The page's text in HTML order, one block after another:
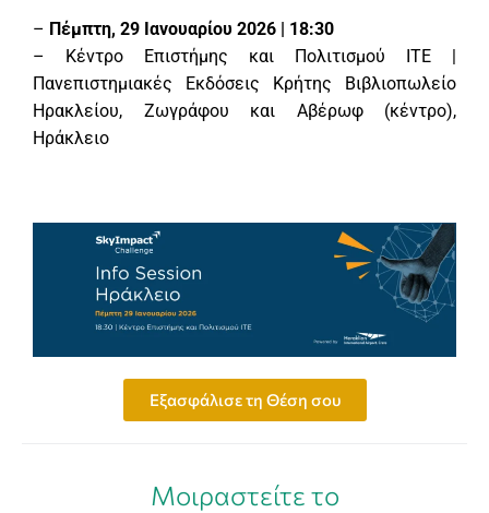
– Πέμπτη, 29 Ιανουαρίου 2026 | 18:30
– Κέντρο Επιστήμης και Πολιτισμού ΙΤΕ |
Πανεπιστημιακές Εκδόσεις Κρήτης Βιβλιοπωλείο
Ηρακλείου, Ζωγράφου και Αβέρωφ (κέντρο),
Ηράκλειο
Εξασφάλισε τη Θέση σου
Μοιραστείτε το